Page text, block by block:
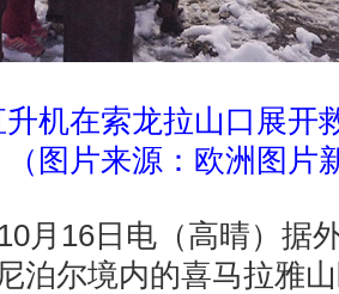
机在索龙拉山口展开
（图片来源：欧洲图片
月16日电（高晴）据
泊尔境内的喜马拉雅